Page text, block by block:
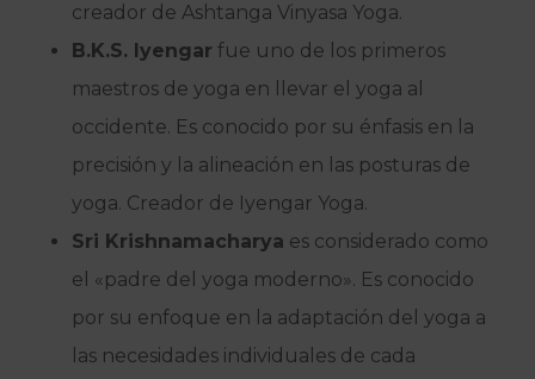
creador de Ashtanga Vinyasa Yoga.
B.K.S. Iyengar fue uno de los primeros
maestros de yoga en llevar el yoga al
occidente. Es conocido por su énfasis en la
precisión y la alineación en las posturas de
yoga. Creador de Iyengar Yoga.
Sri Krishnamacharya es considerado como
el «padre del yoga moderno». Es conocido
por su enfoque en la adaptación del yoga a
las necesidades individuales de cada